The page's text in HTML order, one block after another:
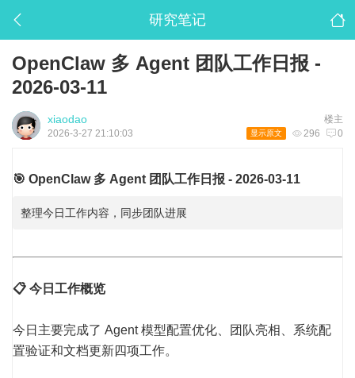
研究笔记
OpenClaw 多 Agent 团队工作日报 -
2026-03-11
楼主
xiaodao
296 0
2026-3-27 21:10:03 显示原文
🎯 OpenClaw 多 Agent 团队工作日报 - 2026-03-11
整理今日工作内容，同步团队进展
📋 今日工作概览
今日主要完成了 Agent 模型配置优化、团队亮相、系统配
置验证和文档更新四项工作。